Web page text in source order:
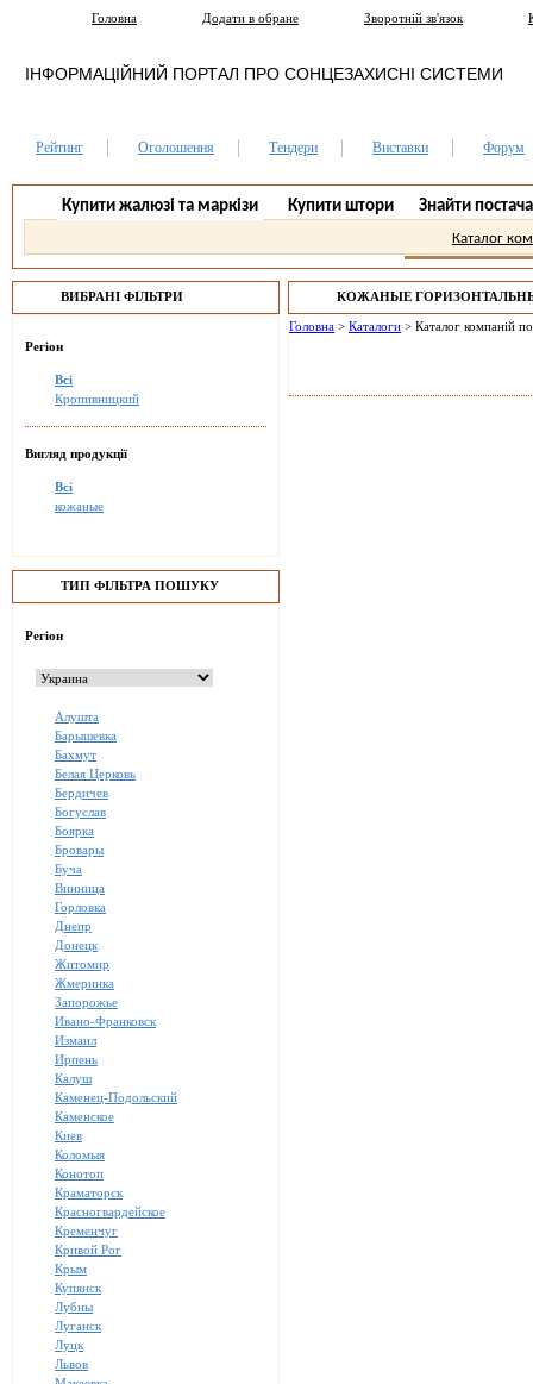
Головна Додати в обране Зворотній зв'язок
ІНФОРМАЦІЙНИЙ ПОРТАЛ ПРО СОНЦЕЗАХИСНІ СИСТЕМИ
Рейтинг Оголошення Тендери Виставки Форум
Купити жалюзі та маркізи Купити штори Знайти
Каталог
ВИБРАНІ ФІЛЬТРИ
Регіон
Всі
Кропивницкий
Вигляд продукції
Всі
кожаные
ТИП ФІЛЬТРА ПОШУКУ
Регіон
Алушта
Барышевка
Бахмут
Белая Церковь
Бердичев
Богуслав
Боярка
Бровары
Буча
Винница
Горловка
Днепр
Донецк
Житомир
Жмеринка
Запорожье
Ивано-Франковск
Измаил
Ирпень
Калуш
Каменец-Подольский
Каменское
Киев
Коломыя
Конотоп
Краматорск
Красногвардейское
Кременчуг
Кривой Рог
Крым
Купянск
Лубны
Луганск
Луцк
Львов
КОЖАНЫЕ
КРОПИВНИЦКИЙ.
Головна > Каталоги > Каталог компаній